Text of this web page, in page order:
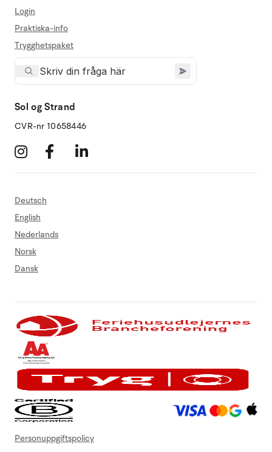
Login
Praktiska-info
Trygghetspaket
Sol og Strand
CVR-nr 10658446
Deutsch
English
Nederlands
Norsk
Dansk
Personuppgiftspolicy